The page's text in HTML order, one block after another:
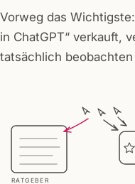
Vorweg das
in ChatGPT“ verkauft,
tatsächlich beobachten
RATGEBER